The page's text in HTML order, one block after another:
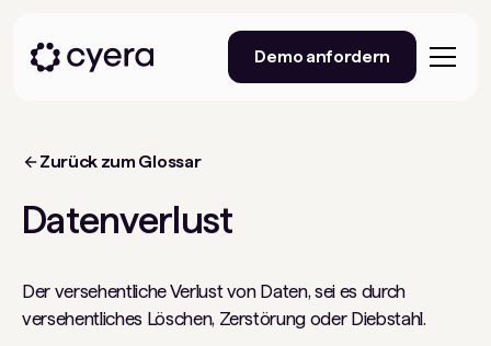
Demo anfordern
Zurück zum Glossar
Datenverlust
Der versehentliche Verlust von Daten, sei es durch
versehentliches Löschen, Zerstörung oder Diebstahl.